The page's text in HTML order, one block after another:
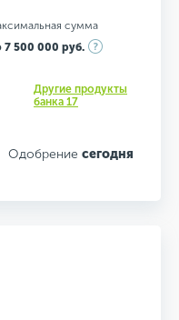
сумма
7 500 000 руб.
Другие продукты
банка 17
Одобрение сегодня